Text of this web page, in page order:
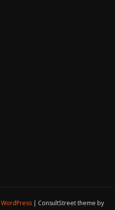
WordPress
ConsultStreet theme by